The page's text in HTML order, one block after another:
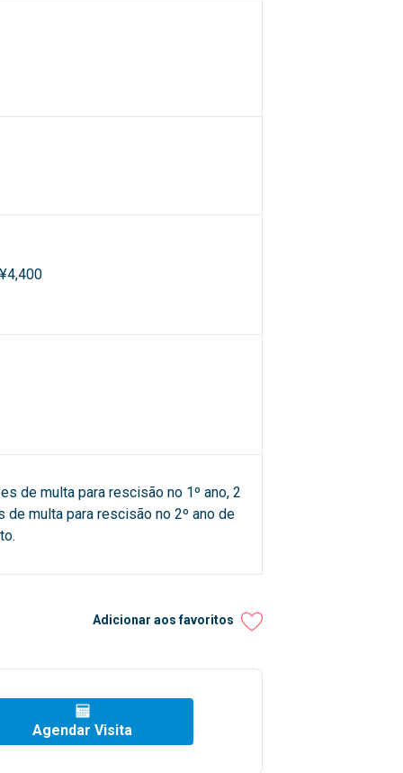
de multa para rescisão no 1º ano, 2
de multa para rescisão no 2º ano de
Adicionar aos favoritos
Agendar Visita